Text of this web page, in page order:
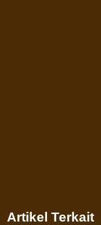
Artikel Terkait